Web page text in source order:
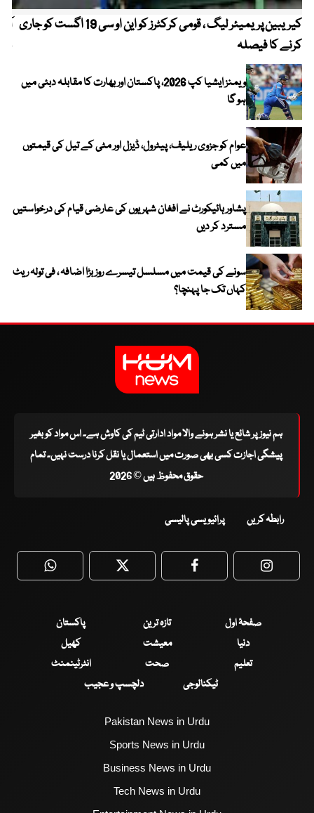
کیریبین پریمیئر لیگ ، قومی کرکٹرز کو این او سی 19 اگست کو جاری
کرنے کا فیصلہ
ویمنز ایشیا کپ 2026، پاکستان اور بھارت کا مقابلہ دبئی میں
ہو گا
عوام کو جزوی ریلیف، پیٹرول، ڈیزل اور مٹی کے تیل کی قیمتوں
میں کمی
پشاور ہائیکورٹ نے افغان شہریوں کی عارضی قیام کی درخواستیں
مسترد کر دیں
سونے کی قیمت میں مسلسل تیسرے روز بڑا اضافہ ، فی تولہ ریٹ
کہاں تک جا پہنچا؟
ہم نیوز پر شائع یا نشر ہونے والا مواد ادارتی ٹیم کی کاوش ہے۔ اس مواد کو بغیر
پیشگی اجازت کسی بھی صورت میں استعمال یا نقل کرنا درست نہیں۔ تمام
حقوق محفوظ ہیں © 2026
رابطہ کریں پرائیویسی پالیسی
WhatsApp Twitter Facebook
صفحۂ اول تازہ ترین
پاکستان
دنیا
معیشت
کھیل
تعلیم
صحت
انٹرٹینمنٹ
ٹیکنالوجی
دلچسپ و عجیب
Pakistan News in Urdu
Sports News in Urdu
Business News in Urdu
Tech News in Urdu